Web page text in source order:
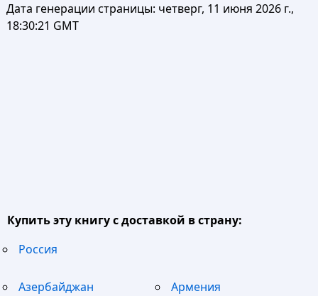
Дата генерации страницы: четверг, 11 июня 2026 г.,
18:30:21 GMT
Купить эту книгу с доставкой в страну:
Россия
Азербайджан Армения